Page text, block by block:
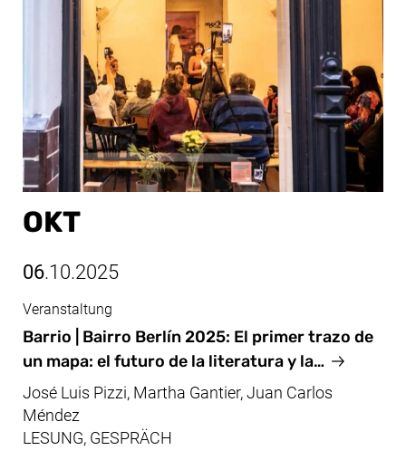
OKT
06.10.2025
Okt, 06.10.2025
Barrio | Bairro Berlín 2025: El primer trazo de
un mapa: el futuro de la literatura y la…
Veranstaltung
José Luis Pizzi, Martha Gantier, Juan Carlos
Méndez
LESUNG, GESPRÄCH